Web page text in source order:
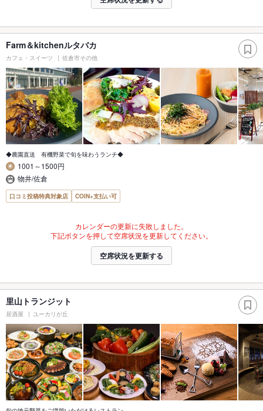
Farm＆kitchenルタバカ
カフェ・スイーツ 佐倉市その他
◆農園直送 有機野菜で旬を味わうランチ◆
1001～1500円
物井/佐倉
口コミ投稿特典対象店 COIN+支払い可
カレンダーの更新に失敗しました。
下記ボタンを押して空席状況を更新してください。
空席状況を更新する
里山トランジット
居酒屋 ユーカリが丘